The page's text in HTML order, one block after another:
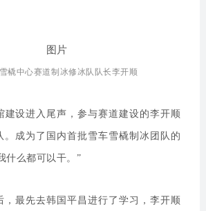
橇中心赛道制冰修冰队队长李开顺
建设进入尾声，参与赛道建设的李开顺
。成为了国内首批雪车雪橇制冰团队的
什么都可以干。”
，最先去韩国平昌进行了学习，李开顺